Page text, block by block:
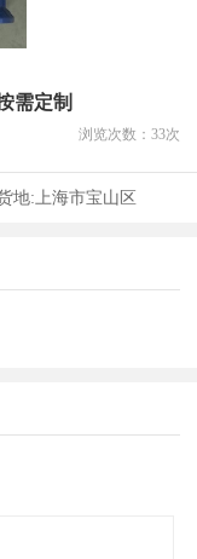
需定制
浏览次数： 33次
地: 上海市宝山区